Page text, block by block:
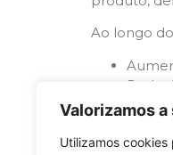
Valorizamos
Utilizamos
Ao longo